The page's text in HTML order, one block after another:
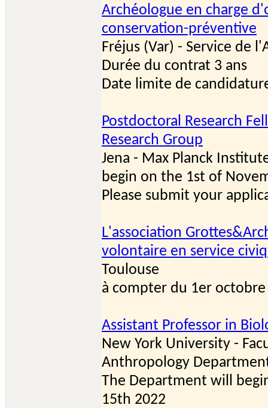
Archéologue en charge
conservation-préventive
Fréjus (Var) - Service de
Durée du contrat 3 ans
Date limite de
Postdoctoral Research
Research Group
Jena - Max Planck
begin on the 1st of
Please submit your
L'association
volontaire en service
Toulouse
à compter du 1er octobre
Assistant Professor in
New York University -
Anthropology
The Department will
15th 2022